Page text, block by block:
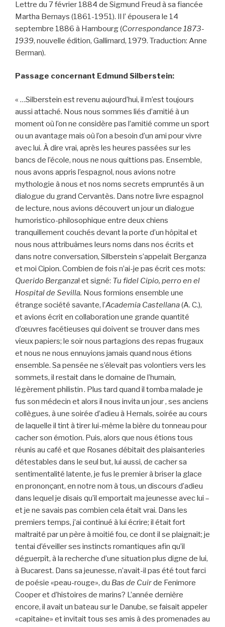
Lettre du 7 février 1884 de Sigmund Freud à sa fiancée
Martha Bernays (1861-1951). Il l’ épousera le 14
septembre 1886 à Hambourg (Correspondance 1873-
1939, nouvelle édition, Gallimard, 1979. Traduction: Anne
Berman).
Passage concernant Edmund Silberstein:
« …Silberstein est revenu aujourd’hui, il m’est toujours
aussi attaché. Nous nous sommes liés d’amitié à un
moment où l’on ne considère pas l’amitié comme un sport
ou un avantage mais où l’on a besoin d’un ami pour vivre
avec lui. À dire vrai, après les heures passées sur les
bancs de l’école, nous ne nous quittions pas. Ensemble,
nous avons appris l’espagnol, nous avions notre
mythologie à nous et nos noms secrets empruntés à un
dialogue du grand Cervantès. Dans notre livre espagnol
de lecture, nous avions découvert un jour un dialogue
humoristico-philosophique entre deux chiens
tranquillement couchés devant la porte d’un hôpital et
nous nous attribuâmes leurs noms dans nos écrits et
dans notre conversation, Silberstein s’appelait Berganza
et moi Cipion. Combien de fois n’ai-je pas écrit ces mots:
Querido Berganza! et signé: Tu fidel Cipio, perro en el
Hospital de Sevilla. Nous formions ensemble une
étrange société savante, l’Academia Castellana(A. C.),
et avions écrit en collaboration une grande quantité
d’œuvres facétieuses qui doivent se trouver dans mes
vieux papiers; le soir nous partagions des repas frugaux
et nous ne nous ennuyions jamais quand nous étions
ensemble. Sa pensée ne s’élevait pas volontiers vers les
sommets, il restait dans le domaine de l’humain,
légèrement philistin . Plus tard quand il tomba malade je
fus son médecin et alors il nous invita un jour , ses anciens
collègues, à une soirée d’adieu à Hernals, soirée au cours
de laquelle il tint à tirer lui-même la bière du tonneau pour
cacher son émotion. Puis, alors que nous étions tous
réunis au café et que Rosanes débitait des plaisanteries
détestables dans le seul but, lui aussi, de cacher sa
sentimentalité latente, je fus le premier à briser la glace
en prononçant, en notre nom à tous, un discours d’adieu
dans lequel je disais qu’il emportait ma jeunesse avec lui –
et je ne savais pas combien cela était vrai. Dans les
premiers temps, j’ai continué à lui écrire; il était fort
maltraité par un père à moitié fou, ce dont il se plaignait; je
tentai d’éveiller ses instincts romantiques afin qu’il
déguerpît, à la recherche d’une situation plus digne de lui,
à Bucarest. Dans sa jeunesse, n’avait-il pas été tout farci
de poésie «peau-rouge», du Bas de Cuirde Fenimore
Cooper et d’histoires de marins? L’année dernière
encore, il avait un bateau sur le Danube, se faisait appeler
«capitaine» et invitait tous ses amis à des promenades au